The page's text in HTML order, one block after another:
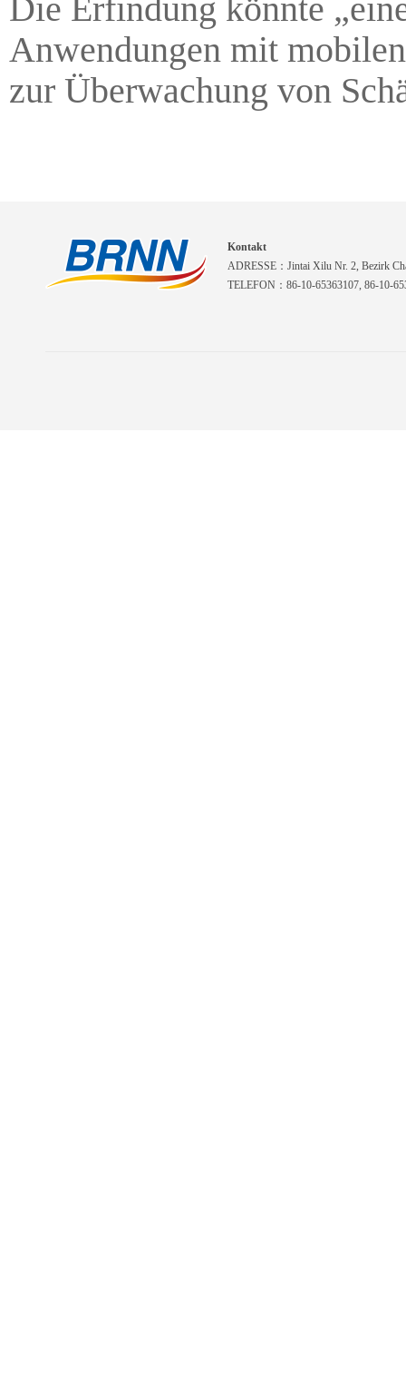
Die Erfindung könnte
Anwendungen mit
zur Überwachung von
Kontakt
ADRESSE：Jintai Xilu Nr. 2, Bezirk
TELEFON：86-10-65363107, 86-10-